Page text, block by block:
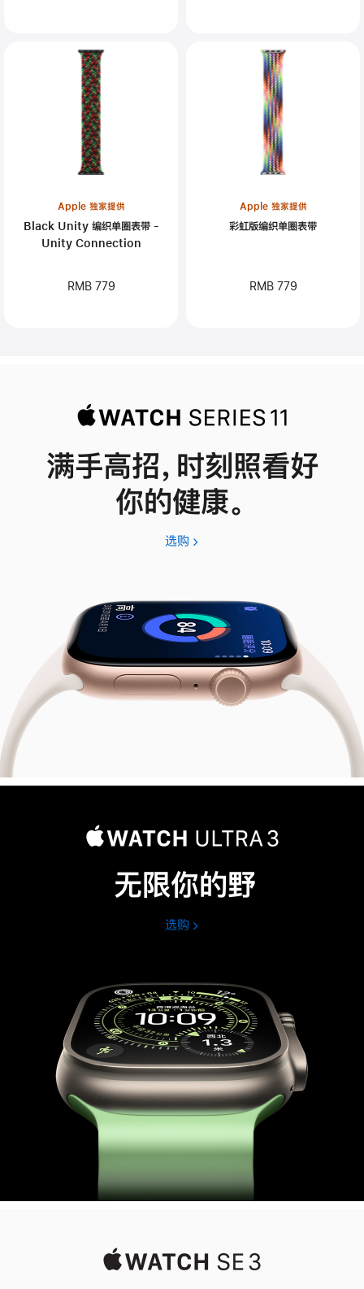
Apple 独家提供
Black Unity 编织单圈表带 -
Unity Connection
RMB 779
Apple 独家提供
彩虹版编织单圈表带
RMB 779
满手高招，时刻照看好
你的健康。
选购 Apple
11
无限你的野
选购 Apple
3